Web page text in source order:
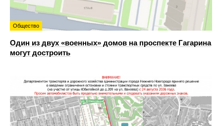
Общество
Один из двух «военных» домов на проспекте Гагарина
могут достроить